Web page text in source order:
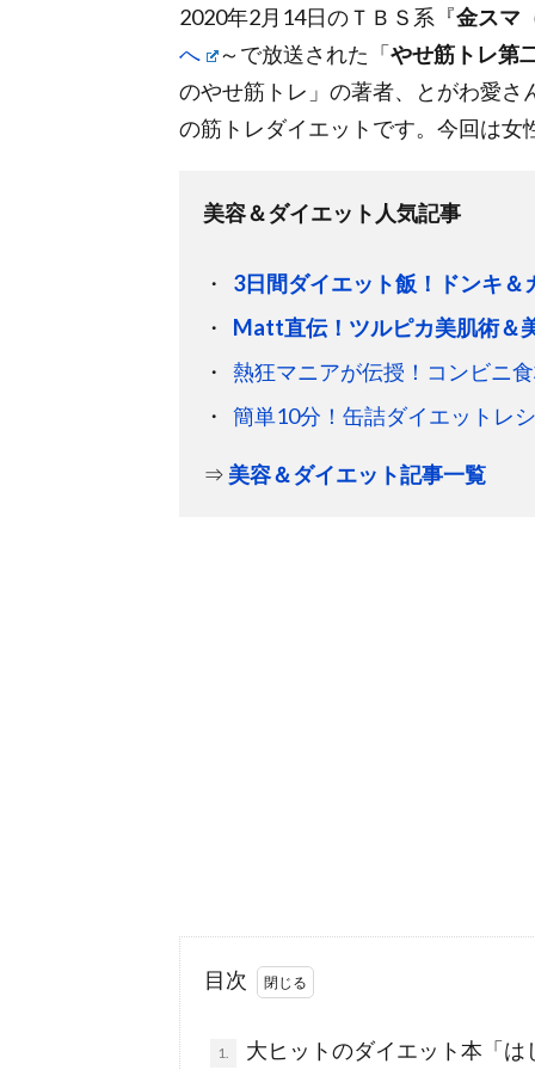
2020年2月14日のＴＢＳ系『金スマ
へ
～で放送された「やせ筋トレ第
のやせ筋トレ」の著者、とがわ愛
の筋トレダイエットです。今回は女
美容＆ダイエット人気記事
3日間ダイエット飯！ドンキ＆
Matt直伝！ツルピカ美肌術＆
熱狂マニアが伝授！コンビニ
簡単10分！缶詰ダイエットレ
⇒ 美容＆ダイエット記事一覧
目次
1. 大ヒットのダイエット本「は